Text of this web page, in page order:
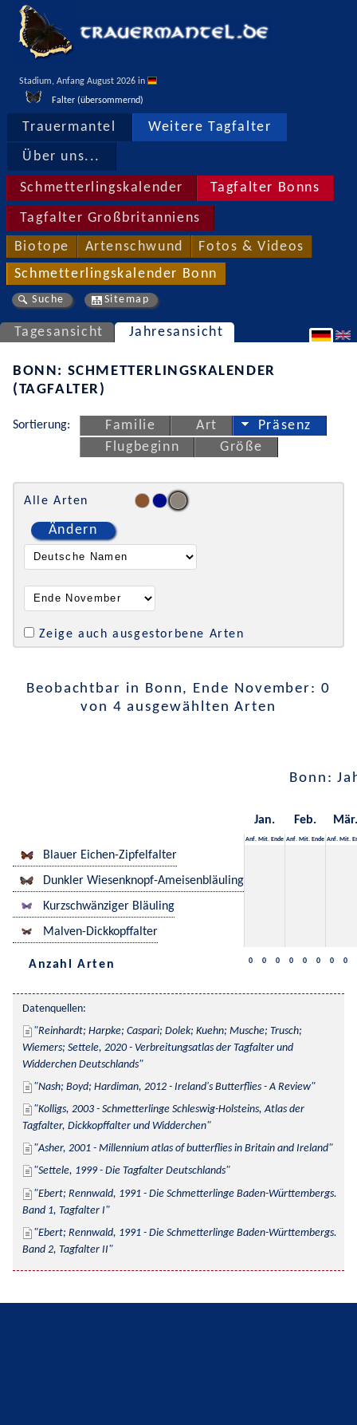
Stadium, Anfang August 2026 in
Falter (übersommernd)
Trauermantel Weitere Tagfalter
Über uns...
Schmetterlingskalender Tagfalter Bonns
Tagfalter Großbritanniens
Biotope Artenschwund Fotos & Videos
Schmetterlingskalender Bonn
Suche Sitemap
Tagesansicht Jahresansicht
BONN: SCHMETTERLINGSKALENDER
(TAGFALTER)
Sortierung: Familie Art
Präsenz
Flugbeginn
Größe
Alle Arten
Ändern
Zeige auch ausgestorbene Arten
Beobachtbar in Bonn, Ende November: 0
von 4 ausgewählten Arten
Bonn:
Jan. Feb. Mär.
Anf. Mit. Ende Anf. Mit. Ende Anf. Mit.
Blauer Eichen-Zipfelfalter
Dunkler Wiesenknopf-Ameisenbläuling
Kurzschwänziger Bläuling
Malven-Dickkopffalter
Anzahl Arten 0 0 0 0 0 0 0 0
Datenquellen:
Reinhardt; Harpke; Caspari; Dolek; Kuehn; Musche; Trusch;
Wiemers; Settele, 2020 - Verbreitungsatlas der Tagfalter und
Widderchen Deutschlands
Nash; Boyd; Hardiman, 2012 - Ireland's Butterflies - A Review
Kolligs, 2003 - Schmetterlinge Schleswig-Holsteins, Atlas der
Tagfalter, Dickkopffalter und Widderchen
Asher, 2001 - Millennium atlas of butterflies in Britain and Ireland
Settele, 1999 - Die Tagfalter Deutschlands
Ebert; Rennwald, 1991 - Die Schmetterlinge Baden-Württembergs.
Band 1, Tagfalter I
Ebert; Rennwald, 1991 - Die Schmetterlinge Baden-Württembergs.
Band 2, Tagfalter II